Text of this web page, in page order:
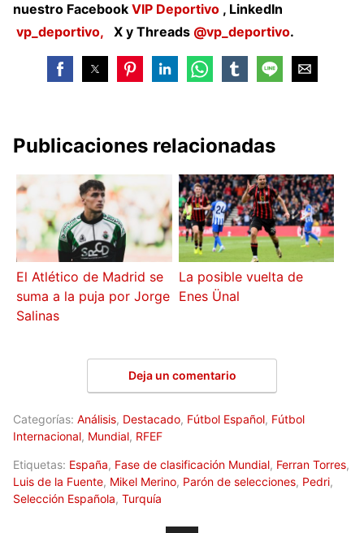
nuestro Facebook VIP Deportivo , LinkedIn
vp_deportivo,
X y Threads @vp_deportivo.
Publicaciones relacionadas
El Atlético de Madrid se
suma a la puja por Jorge
Salinas
La posible vuelta de
Enes Ünal
Deja un comentario
Categorías: Análisis, Destacado, Fútbol Español, Fútbol
Internacional, Mundial, RFEF
Etiquetas: España, Fase de clasificación Mundial, Ferran Torres,
Luis de la Fuente, Mikel Merino, Parón de selecciones, Pedri,
Selección Española, Turquía